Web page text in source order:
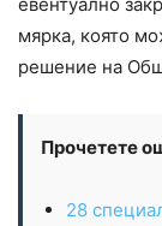
мярка, която
решение на
Прочетете
28